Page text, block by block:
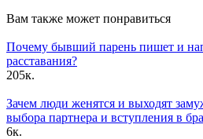
Вам также может понравиться
Почему бывший парень пишет и
расставания?
205к.
Зачем люди женятся и выходят
выбора партнера и вступления в
6к.